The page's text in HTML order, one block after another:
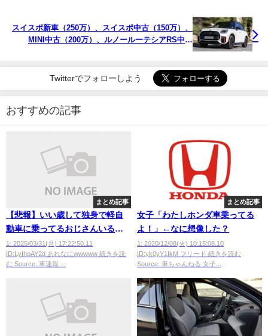
スイスポ新車（250万）、スイスポ中古（150万）、
MINI中古（200万）、ルノールーテシアRS中古
Twitterでフォローしよう
おすすめの記事
まとめ記事
【悲報】いい歳して独身で軽自
動車に乗ってるおじさんいるけ
ど
1: 2025/03/31(月) 17:22:50.11
ID:LyIhoAY2d あれなにwwwww 続きを読
む Source: 車速報 ...
まとめ記事
女子「わたしホンダ車乗ってる
よ！」←なに想像した？
1: 2020/12/08(火) 10:15:08.10
ID:yk0yY1IkM フリード 続きを読む
Source: 車ちゃんねる 女子...